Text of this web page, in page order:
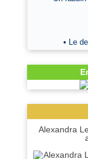
• Le
Alexandra